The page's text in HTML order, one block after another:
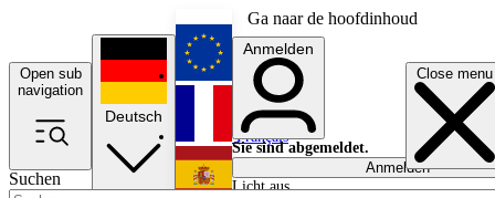
Ga naar de hoofdinhoud
Open sub
navigation
Close menu
Suchen
Deutsch
English
Français
Anmelden
Sie sind abgemeldet.
Anmelden
Licht aus